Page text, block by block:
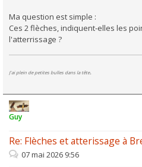
Ma question est simple :
Ces 2 flèches, indiquent-elles les
l'atterrissage ?
J'ai plein de petites bulles dans la tête.
Guy
Re: Flèches et atterissage à
07 mai 2026 9:56